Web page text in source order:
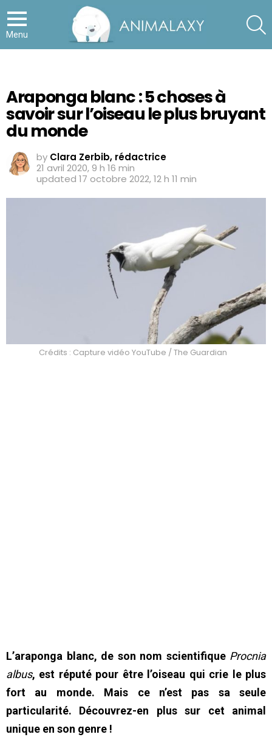
Menu
Araponga blanc : 5 choses à
savoir sur l’oiseau le plus bruyant
du monde
by Clara Zerbib, rédactrice
21 avril 2020, 9 h 16 min
updated 17 octobre 2022, 12 h 11 min
Crédits : Capture vidéo YouTube / The Guardian
L’araponga blanc, de son nom scientifique Procnia
albus, est réputé pour être l’oiseau qui crie le plus
fort au monde. Mais ce n’est pas sa seule
particularité. Découvrez-en plus sur cet animal
unique en son genre !